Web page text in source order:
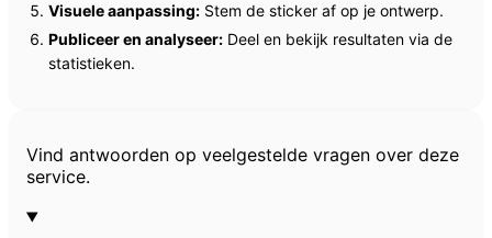
Visuele aanpassing: Stem de sticker af op je ontwerp.
Publiceer en analyseer: Deel en bekijk resultaten via de
statistieken.
Veelgestelde vragen
Vind antwoorden op veelgestelde vragen over deze
service.